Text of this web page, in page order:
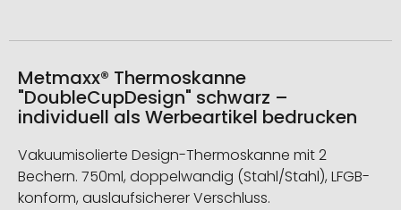
Metmaxx® Thermoskanne
"DoubleCupDesign" schwarz –
individuell als Werbeartikel bedrucken
Vakuumisolierte Design-Thermoskanne mit 2
Bechern. 750ml, doppelwandig (Stahl/Stahl), LFGB-
konform, auslaufsicherer Verschluss.